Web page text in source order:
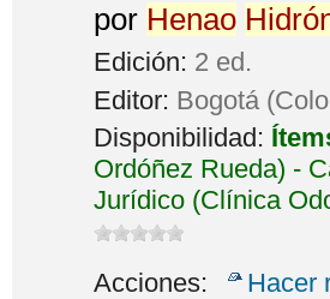
por Henao
Edición: 2 ed.
Editor: Bogotá
Disponibilidad:
Ordóñez Rueda) -
Jurídico (Clínica
Acciones: Hacer